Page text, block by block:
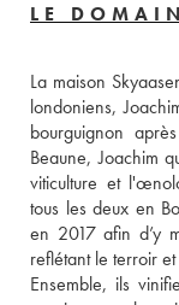
LE
La maison
londoniens,
bourguignon
Beaune, Joachim
viticulture et
tous les deux en
en 2017 afin d’y
reflétant le terroir
Ensemble, ils